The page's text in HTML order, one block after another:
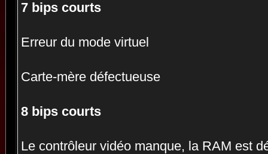
7 bips courts
Erreur du mode virtuel
Carte-mère défectueuse
8 bips courts
Le contrôleur vidéo manque, la RAM est